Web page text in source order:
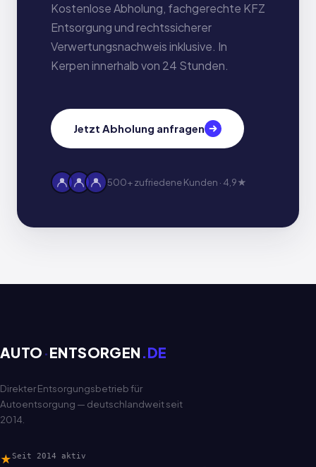
Kostenlose Abholung, fachgerechte KFZ
Entsorgung und rechtssicherer
Verwertungsnachweis inklusive. In
Kerpen innerhalb von 24 Stunden.
Jetzt Abholung anfragen
500+ zufriedene Kunden · 4,9★
AUTO ·ENTSORGEN .DE
Direkter Entsorgungsbetrieb für
Autoentsorgung — deutschlandweit seit
2014.
★ Seit 2014 aktiv